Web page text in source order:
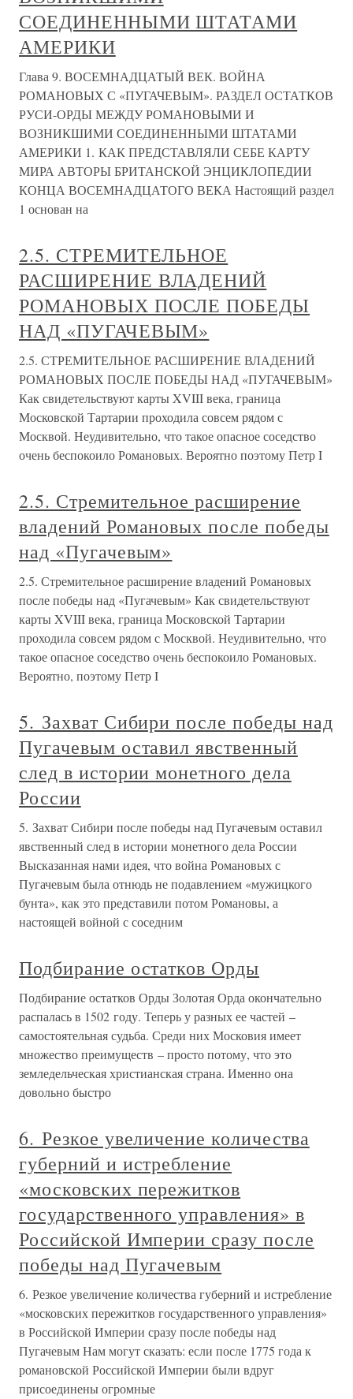
СОЕДИНЕННЫМИ ШТАТАМИ
АМЕРИКИ
Глава 9. ВОСЕМНАДЦАТЫЙ ВЕК. ВОЙНА
РОМАНОВЫХ С «ПУГАЧЕВЫМ». РАЗДЕЛ ОСТАТКОВ
РУСИ-ОРДЫ МЕЖДУ РОМАНОВЫМИ И
ВОЗНИКШИМИ СОЕДИНЕННЫМИ ШТАТАМИ
АМЕРИКИ 1. КАК ПРЕДСТАВЛЯЛИ СЕБЕ КАРТУ
МИРА АВТОРЫ БРИТАНСКОЙ ЭНЦИКЛОПЕДИИ
КОНЦА ВОСЕМНАДЦАТОГО ВЕКА Настоящий раздел
1 основан на
2.5. СТРЕМИТЕЛЬНОЕ
РАСШИРЕНИЕ ВЛАДЕНИЙ
РОМАНОВЫХ ПОСЛЕ ПОБЕДЫ
НАД «ПУГАЧЕВЫМ»
2.5. СТРЕМИТЕЛЬНОЕ РАСШИРЕНИЕ ВЛАДЕНИЙ
РОМАНОВЫХ ПОСЛЕ ПОБЕДЫ НАД «ПУГАЧЕВЫМ»
Как свидетельствуют карты XVIII века, граница
Московской Тартарии проходила совсем рядом с
Москвой. Неудивительно, что такое опасное соседство
очень беспокоило Романовых. Вероятно поэтому Петр I
2.5. Стремительное расширение
владений Романовых после победы
над «Пугачевым»
2.5. Стремительное расширение владений Романовых
после победы над «Пугачевым» Как свидетельствуют
карты XVIII века, граница Московской Тартарии
проходила совсем рядом с Москвой. Неудивительно, что
такое опасное соседство очень беспокоило Романовых.
Вероятно, поэтому Петр I
5. Захват Сибири после победы над
Пугачевым оставил явственный
след в истории монетного дела
России
5. Захват Сибири после победы над Пугачевым оставил
явственный след в истории монетного дела России
Высказанная нами идея, что война Романовых с
Пугачевым была отнюдь не подавлением «мужицкого
бунта», как это представили потом Романовы, а
настоящей войной с соседним
Подбирание остатков Орды
Подбирание остатков Орды Золотая Орда окончательно
распалась в 1502 году. Теперь у разных ее частей –
самостоятельная судьба. Среди них Московия имеет
множество преимуществ – просто потому, что это
земледельческая христианская страна. Именно она
довольно быстро
6. Резкое увеличение количества
губерний и истребление
«московских пережитков
государственного управления» в
Российской Империи сразу после
победы над Пугачевым
6. Резкое увеличение количества губерний и истребление
«московских пережитков государственного управления»
в Российской Империи сразу после победы над
Пугачевым Нам могут сказать: если после 1775 года к
романовской Российской Империи были вдруг
присоединены огромные